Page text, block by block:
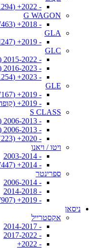
- 2022+ (X294)
G WAGON
- 2018+ (W463)
GLA
- 2019+ (H247)
GLC
- 2015-2022 (X253)
- 2016-2023 (קופה)
- 2023+ (X254)
GLE
- 2019+ (W167)
- 2019+ (קופה)
S CLASS
- 2006-2013 (W221)
- 2006-2013 Long (V221)
- 2020+ Long (V223)
ויטו / ויאנו
- 2003-2014
- 2014+ (W447)
ספרינטר
- 2006-2014
- 2014-2018
- 2019+ (W907)
ניסאן
אקסטרייל
- 2014-2017
- 2017-2022
- 2022+